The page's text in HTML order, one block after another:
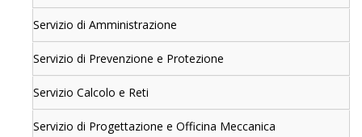
Servizio di Amministrazione
Servizio di Prevenzione e Protezione
Servizio Calcolo e Reti
Servizio di Progettazione e Officina Meccanica